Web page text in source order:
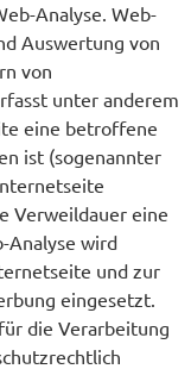
Analyse. Web-
Auswertung von
von
unter anderem
eine betroffene
ist (sogenannter
Verweildauer eine
Analyse wird
und zur
eingesetzt.
die Verarbeitung